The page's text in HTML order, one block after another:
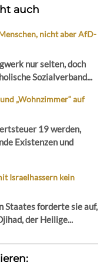
auch
nicht aber AfD-
nur selten, doch
Sozialverband...
„Wohnzimmer“ auf
19 werden,
Existenzen und
Israelhassern kein
Staates forderte sie auf,
der Heilige...